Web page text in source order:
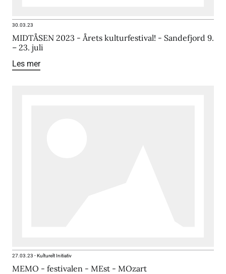
30.03.23
MIDTÅSEN 2023 - Årets kulturfestival! - Sandefjord 9.
– 23. juli
Les mer
27.03.23 -Kulturelt Initiativ
MEMO - festivalen - MEst - MOzart